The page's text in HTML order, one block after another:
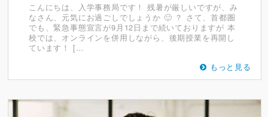
こんにちは、入学事務局です！ 残暑が厳しいですが、み
なさん、元気にお過ごしでしょうか 🙂 ？ さて、首都圏
でも、緊急事態宣言が9月12日まで続いておりますが 本
校では、オンラインを併用しながら、後期授業を再開し
ています！ […
もっと見る